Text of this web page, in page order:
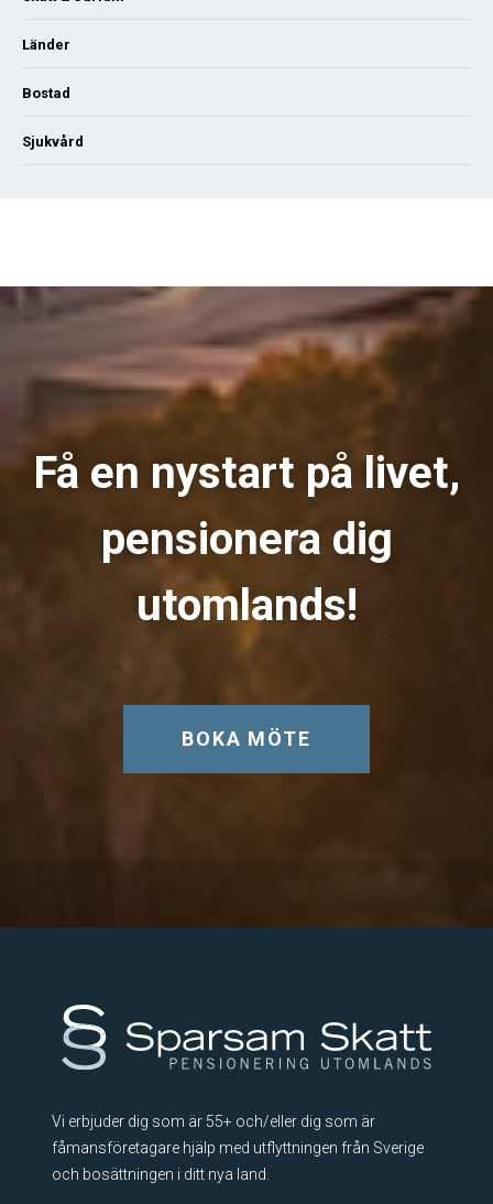
Länder
Bostad
Sjukvård
Få en nystart på livet,
pensionera dig
utomlands!
BOKA MÖTE
Vi erbjuder dig som är 55+ och/eller dig som är
fåmansföretagare hjälp med utflyttningen från Sverige
och bosättningen i ditt nya land.